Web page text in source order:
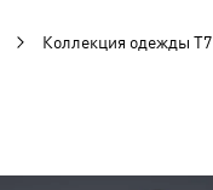
Коллекция одежды T7